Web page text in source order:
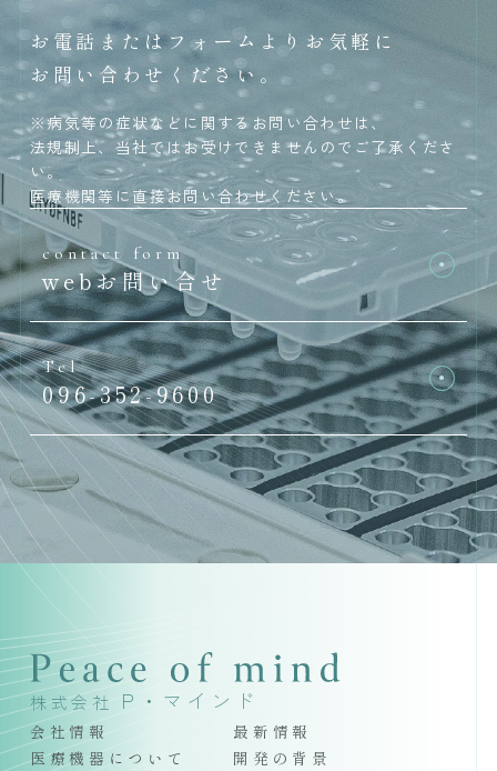
お電話またはフォームよりお気軽に
お問い合わせください。
※病気等の症状などに関するお問い合わせは、
法規制上、当社ではお受けできませんのでご了承くださ
い。
医療機関等に直接お問い合わせください。
contact form
webお問い合せ
Tel
096-352-9600
株式会社 P・マインド
会社情報
最新情報
医療機器について
開発の背景